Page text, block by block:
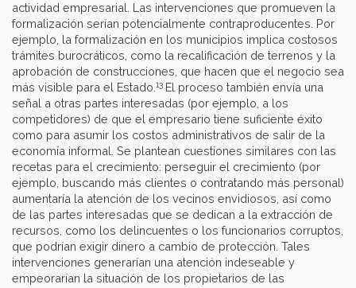
actividad empresarial. Las intervenciones que promueven la
formalización serían potencialmente contraproducentes. Por
ejemplo, la formalización en los municipios implica costosos
trámites burocráticos, como la recalificación de terrenos y la
aprobación de construcciones, que hacen que el negocio sea
más visible para el Estado. 13 El proceso también envía una
señal a otras partes interesadas (por ejemplo, a los
competidores) de que el empresario tiene suficiente éxito
como para asumir los costos administrativos de salir de la
economía informal. Se plantean cuestiones similares con las
recetas para el crecimiento: perseguir el crecimiento (por
ejemplo, buscando más clientes o contratando más personal)
aumentaría la atención de los vecinos envidiosos, así como
de las partes interesadas que se dedican a la extracción de
recursos, como los delincuentes o los funcionarios corruptos,
que podrían exigir dinero a cambio de protección. Tales
intervenciones generarían una atención indeseable y
empeorarían la situación de los propietarios de las